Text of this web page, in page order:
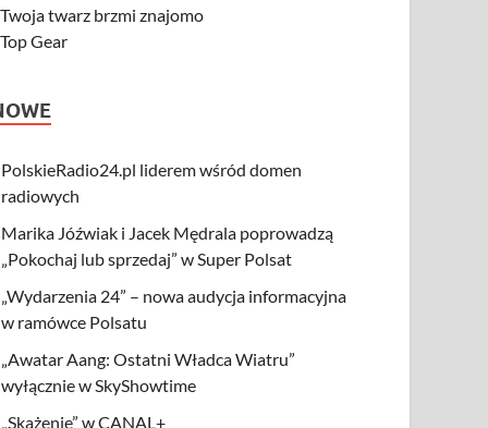
Twoja twarz brzmi znajomo
Top Gear
PolskieRadio24.pl liderem wśród domen
radiowych
Marika Jóźwiak i Jacek Mędrala poprowadzą
„Pokochaj lub sprzedaj” w Super Polsat
„Wydarzenia 24” – nowa audycja informacyjna
w ramówce Polsatu
„Awatar Aang: Ostatni Władca Wiatru”
wyłącznie w SkyShowtime
„Skażenie” w CANAL+